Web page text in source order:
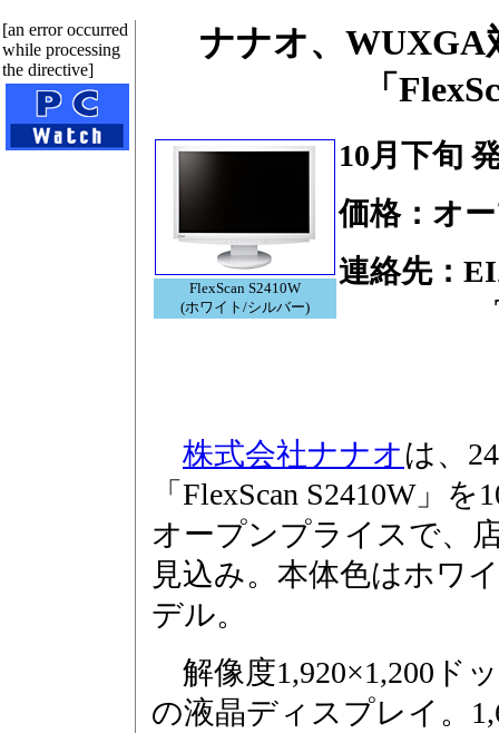
[an error occurred
while processing
the directive]
ナナオ、WUXGA
「
FlexScan S2410W
(ホワイト/シルバー)
10月下旬
価格：オ
連絡先：
株式会社ナナオは、
「FlexScan S2410W」
オープンプライスで、
見込み。本体色はホワ
デル。
解像度1,920×1,200ド
の液晶ディスプレイ。